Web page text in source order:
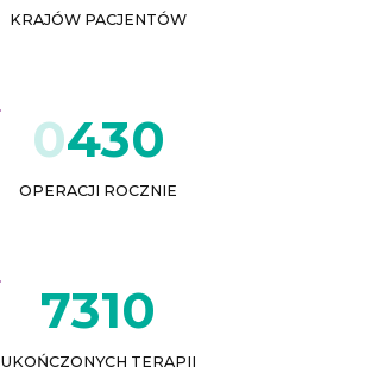
KRAJÓW PACJENTÓW
432
OPERACJI ROCZNIE
8772
UKOŃCZONYCH TERAPII